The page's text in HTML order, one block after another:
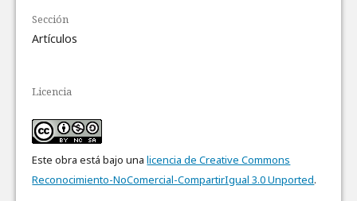
Sección
Artículos
Licencia
Este obra está bajo unalicencia de Creative Commons
Reconocimiento-NoComercial-CompartirIgual 3.0 Unported.